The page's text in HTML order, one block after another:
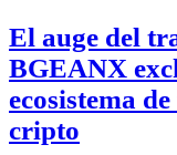
El auge del
BGEANX
ecosistema
cripto